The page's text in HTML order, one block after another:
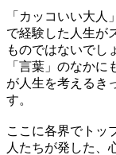
「カッコいい大
で経験した人生が
ものではないでし
「言葉」のなか
が人生を考えるき
す。
ここに各界でトッ
人たちが発した、